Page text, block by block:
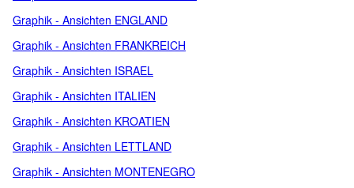
Graphik - Ansichten ENGLAND
Graphik - Ansichten FRANKREICH
Graphik - Ansichten ISRAEL
Graphik - Ansichten ITALIEN
Graphik - Ansichten KROATIEN
Graphik - Ansichten LETTLAND
Graphik - Ansichten MONTENEGRO